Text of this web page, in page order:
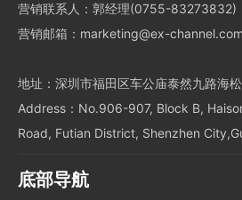
营销联系人：郭经理(0755-83273832)
营销邮箱：marketing@ex-channel.com
地址：深圳市福田区车公庙泰然九路海
Address：No.906-907, Block B,
Road, Futian District, Shenzhen
底部导航